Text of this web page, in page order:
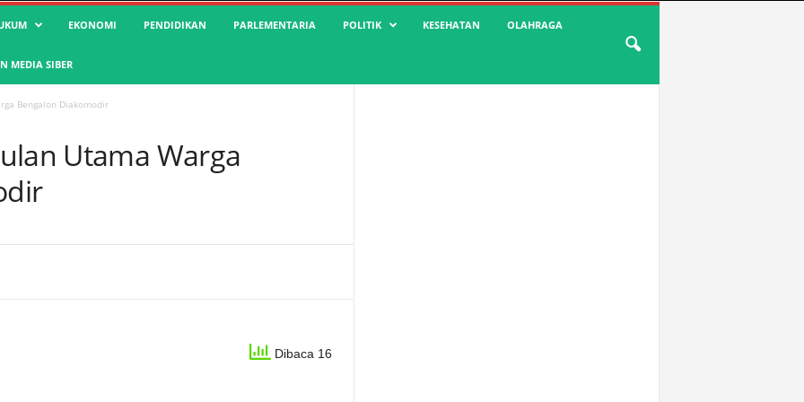
EKONOMI PENDIDIKAN PARLEMENTARIA POLITIK KESEHATAN OLAHRAGA
MEDIA SIBER
Bengalon Diakomodir
Utama Warga
Dibaca 16